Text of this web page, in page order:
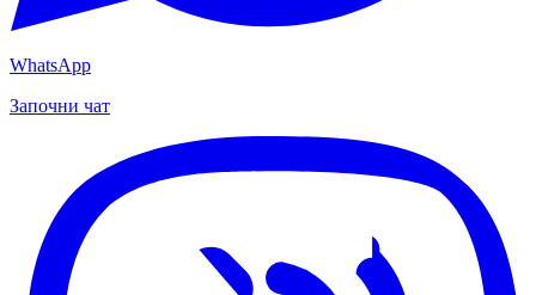
WhatsApp
Започни чат